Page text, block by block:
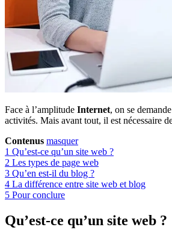
Face à l’amplitude Internet, on se
activités. Mais avant tout, il est nécessaire
Contenus masquer
1 Qu’est-ce qu’un site web ?
2 Les types de page web
3 Qu’en est-il du blog ?
4 La différence entre site web et blog
5 Pour conclure
Qu’est-ce qu’un site web ?